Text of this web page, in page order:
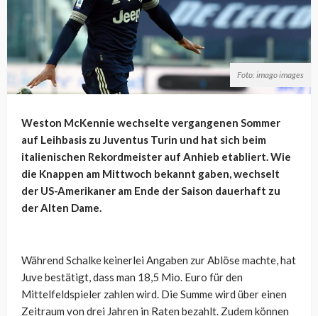
Foto: imago images
Weston McKennie wechselte vergangenen Sommer
auf Leihbasis zu Juventus Turin und hat sich beim
italienischen Rekordmeister auf Anhieb etabliert. Wie
die Knappen am Mittwoch bekannt gaben, wechselt
der US-Amerikaner am Ende der Saison dauerhaft zu
der Alten Dame.
Während Schalke keinerlei Angaben zur Ablöse machte, hat
Juve bestätigt, dass man 18,5 Mio. Euro für den
Mittelfeldspieler zahlen wird. Die Summe wird über einen
Zeitraum von drei Jahren in Raten bezahlt. Zudem können